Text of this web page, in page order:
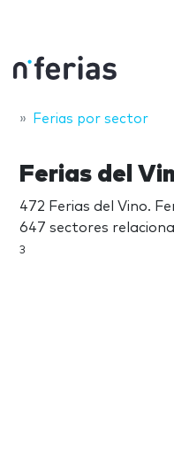
Ferias por sector
Ferias del
472 Ferias del Vino.
647 sectores
3